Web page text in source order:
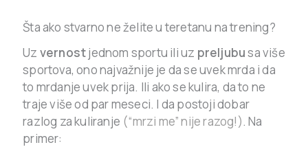
Šta ako stvarno ne želite u teretanu na trening?
Uz vernostjednom sportu ili uz preljubusa više
sportova, ono najvažnije je da se uvek mrda i da
to mrdanje uvek prija. Ili ako se kulira, da to ne
traje više od par meseci. I da postoji dobar
razlog za kuliranje (“mrzi me” nije razog!). Na
primer: